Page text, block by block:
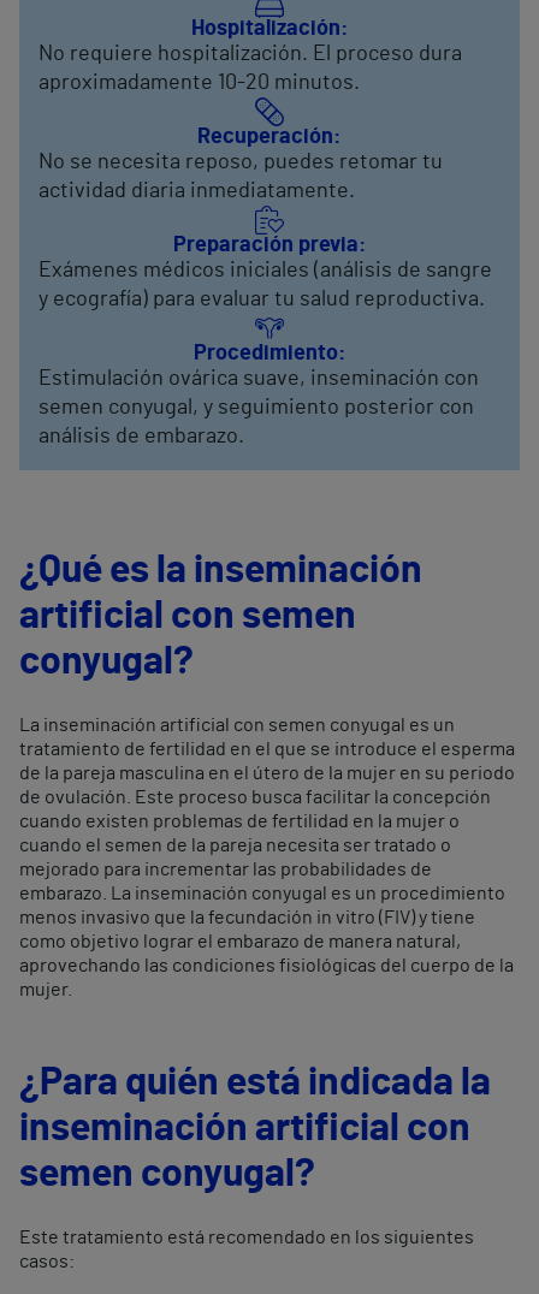
Hospitalización:
No requiere hospitalización. El proceso dura
aproximadamente 10-20 minutos.
Recuperación:
No se necesita reposo, puedes retomar tu
actividad diaria inmediatamente.
Preparación previa:
Exámenes médicos iniciales (análisis de sangre
y ecografía) para evaluar tu salud reproductiva.
Procedimiento:
Estimulación ovárica suave, inseminación con
semen conyugal, y seguimiento posterior con
análisis de embarazo.
¿Qué es la inseminación
artificial con semen
conyugal?
La inseminación artificial con semen conyugal es un
tratamiento de fertilidad en el que se introduce el esperma
de la pareja masculina en el útero de la mujer en su periodo
de ovulación. Este proceso busca facilitar la concepción
cuando existen problemas de fertilidad en la mujer o
cuando el semen de la pareja necesita ser tratado o
mejorado para incrementar las probabilidades de
embarazo. La inseminación conyugal es un procedimiento
menos invasivo que la fecundación in vitro (FIV) y tiene
como objetivo lograr el embarazo de manera natural,
aprovechando las condiciones fisiológicas del cuerpo de la
mujer.
¿Para quién está indicada la
inseminación artificial con
semen conyugal?
Este tratamiento está recomendado en los siguientes
casos: